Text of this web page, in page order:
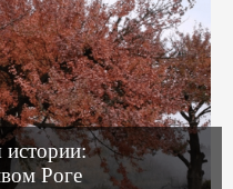
истории:
Роге